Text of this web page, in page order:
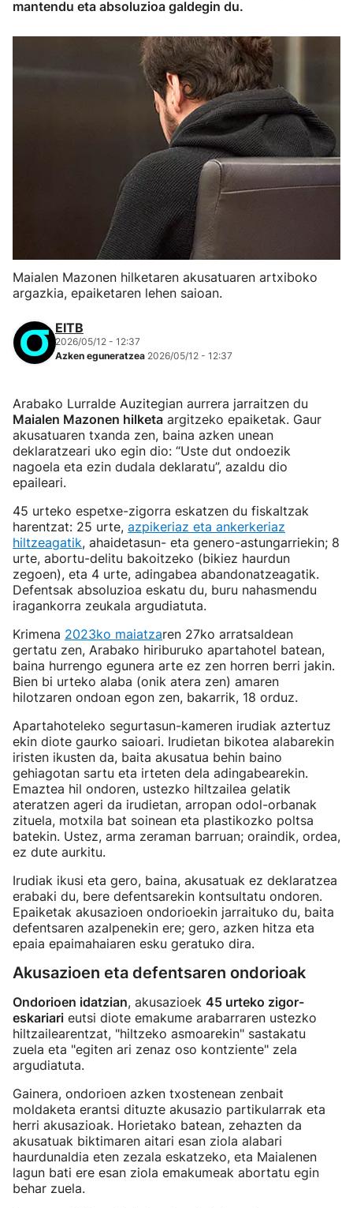
mantendu eta absoluzioa galdegin du.
Maialen Mazonen hilketaren akusatuaren artxiboko
argazkia, epaiketaren lehen saioan.
EITB
2026/05/12 - 12:37
Azken eguneratzea 2026/05/12 - 12:37
Arabako Lurralde Auzitegian aurrera jarraitzen du
Maialen Mazonen hilketa argitzeko epaiketak. Gaur
akusatuaren txanda zen, baina azken unean
deklaratzeari uko egin dio: “Uste dut ondoezik
nagoela eta ezin dudala deklaratu”, azaldu dio
epaileari.
45 urteko espetxe-zigorra eskatzen du fiskaltzak
harentzat: 25 urte, azpikeriaz eta ankerkeriaz
hiltzeagatik, ahaidetasun- eta genero-astungarriekin; 8
urte, abortu-delitu bakoitzeko (bikiez haurdun
zegoen), eta 4 urte, adingabea abandonatzeagatik.
Defentsak absoluzioa eskatu du, buru nahasmendu
iragankorra zeukala argudiatuta.
Krimena 2023ko maiatzaren 27ko arratsaldean
gertatu zen, Arabako hiriburuko apartahotel batean,
baina hurrengo egunera arte ez zen horren berri jakin.
Bien bi urteko alaba (onik atera zen) amaren
hilotzaren ondoan egon zen, bakarrik, 18 orduz.
Apartahoteleko segurtasun-kameren irudiak aztertuz
ekin diote gaurko saioari. Irudietan bikotea alabarekin
iristen ikusten da, baita akusatua behin baino
gehiagotan sartu eta irteten dela adingabearekin.
Emaztea hil ondoren, ustezko hiltzailea gelatik
ateratzen ageri da irudietan, arropan odol-orbanak
zituela, motxila bat soinean eta plastikozko poltsa
batekin. Ustez, arma zeraman barruan; oraindik, ordea,
ez dute aurkitu.
Irudiak ikusi eta gero, baina, akusatuak ez deklaratzea
erabaki du, bere defentsarekin kontsultatu ondoren.
Epaiketak akusazioen ondorioekin jarraituko du, baita
defentsaren azalpenekin ere; gero, azken hitza eta
epaia epaimahaiaren esku geratuko dira.
Akusazioen eta defentsaren ondorioak
Ondorioen idatzian, akusazioek 45 urteko zigor-
eskariari eutsi diote emakume arabarraren ustezko
hiltzailearentzat, "hiltzeko asmoarekin" sastakatu
zuela eta "egiten ari zenaz oso kontziente" zela
argudiatuta.
Gainera, ondorioen azken txostenean zenbait
moldaketa erantsi dituzte akusazio partikularrak eta
herri akusazioak. Horietako batean, zehazten da
akusatuak biktimaren aitari esan ziola alabari
haurdunaldia eten zezala eskatzeko, eta Maialenen
lagun bati ere esan ziola emakumeak abortatu egin
behar zuela.